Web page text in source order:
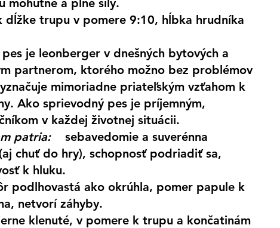
dĺžke trupu v pomere 9:10, hĺbka hrudníka
je leonberger v dnešných bytových a
partnerom, ktorého možno bez problémov
mimoriadne priateľským vzťahom k
Ako sprievodný pes je príjemným,
v každej životnej situácii.
patria: sebavedomie a suverénna
chuť do hry), schopnosť podriadiť sa,
k hluku.
podlhovastá ako okrúhla, pomer papule k
netvorí záhyby.
klenuté, v pomere k trupu a končatinám